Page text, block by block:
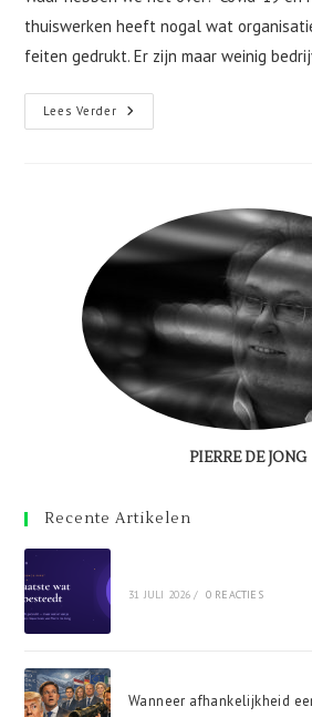
thuiswerken heeft nogal wat
feiten gedrukt. Er zijn maar weinig
Lees Verder Het
“nieuwe
PIERRE DE JONG
Recente Artikelen
31 JULI 2026 / 0 REACTIES
Wanneer afhankelijkheid